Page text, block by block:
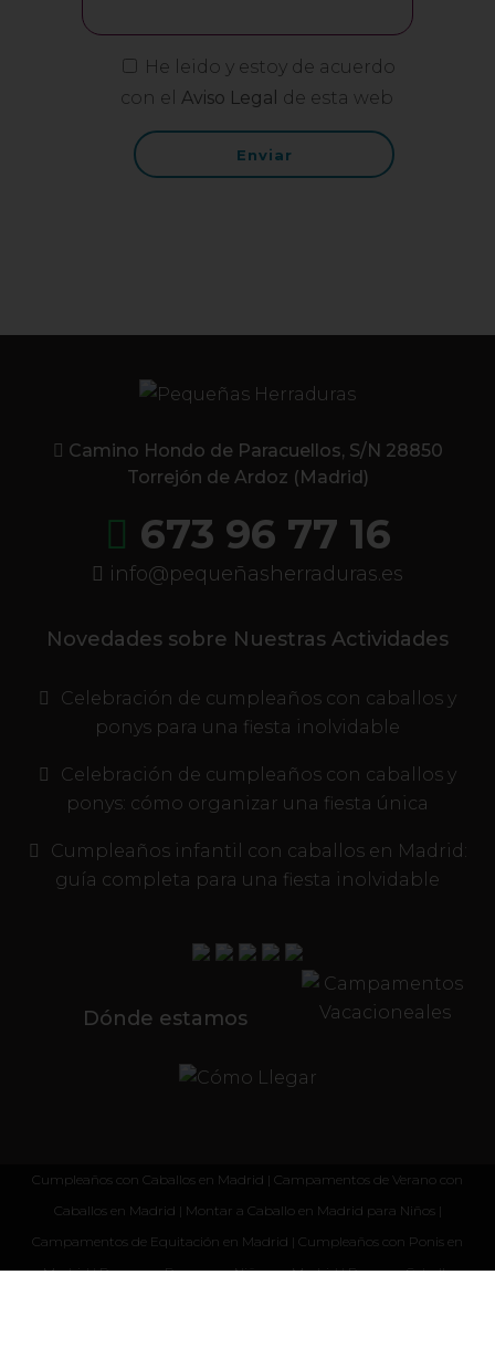
He leido y estoy de acuerdo
con el Aviso Legal de esta web
Camino Hondo de Paracuellos, S/N 28850
Torrejón de Ardoz (Madrid)
673 96 77 16
info@pequeñasherraduras.es
Novedades sobre Nuestras Actividades
Celebración de cumpleaños con caballos y
ponys para una fiesta inolvidable
Celebración de cumpleaños con caballos y
ponys: cómo organizar una fiesta única
Cumpleaños infantil con caballos en Madrid:
guía completa para una fiesta inolvidable
Dónde estamos
Cumpleaños con Caballos en Madrid | Campamentos de Verano con
Caballos en Madrid | Montar a Caballo en Madrid para Niños|
Campamentos de Equitación en Madrid | Cumpleaños con Ponis en
Madrid|Paseos en Pony para Niños en Madrid|Paseos a Caballo